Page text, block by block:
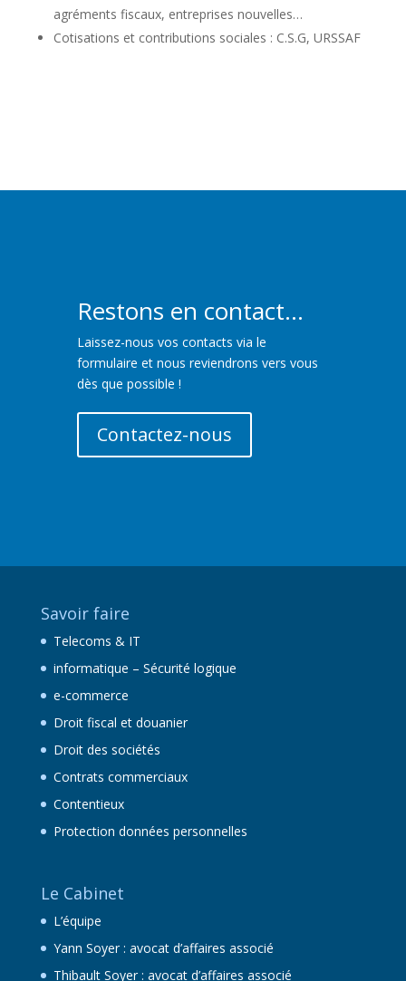
agréments fiscaux, entreprises nouvelles…
Cotisations et contributions sociales : C.S.G, URSSAF
Restons en contact...
Laissez-nous vos contacts via le
formulaire et nous reviendrons vers vous
dès que possible !
Contactez-nous
Savoir faire
Telecoms & IT
informatique – Sécurité logique
e-commerce
Droit fiscal et douanier
Droit des sociétés
Contrats commerciaux
Contentieux
Protection données personnelles
Le Cabinet
L’équipe
Yann Soyer : avocat d’affaires associé
Thibault Soyer : avocat d’affaires associé